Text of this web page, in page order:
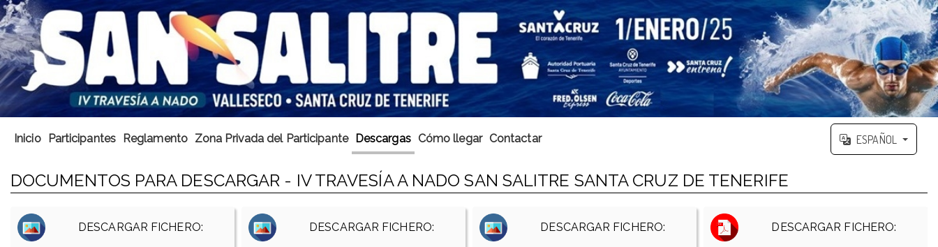
Inicio Participantes Reglamento Zona Privada del Participante Descargas Cómo llegar Contactar ESPAÑOL
DOCUMENTOS PARA DESCARGAR - IV TRAVESÍA A NADO SAN SALITRE SANTA CRUZ DE TENERIFE
DESCARGAR FICHERO: DESCARGAR FICHERO: DESCARGAR FICHERO: DESCARGAR FICHERO: